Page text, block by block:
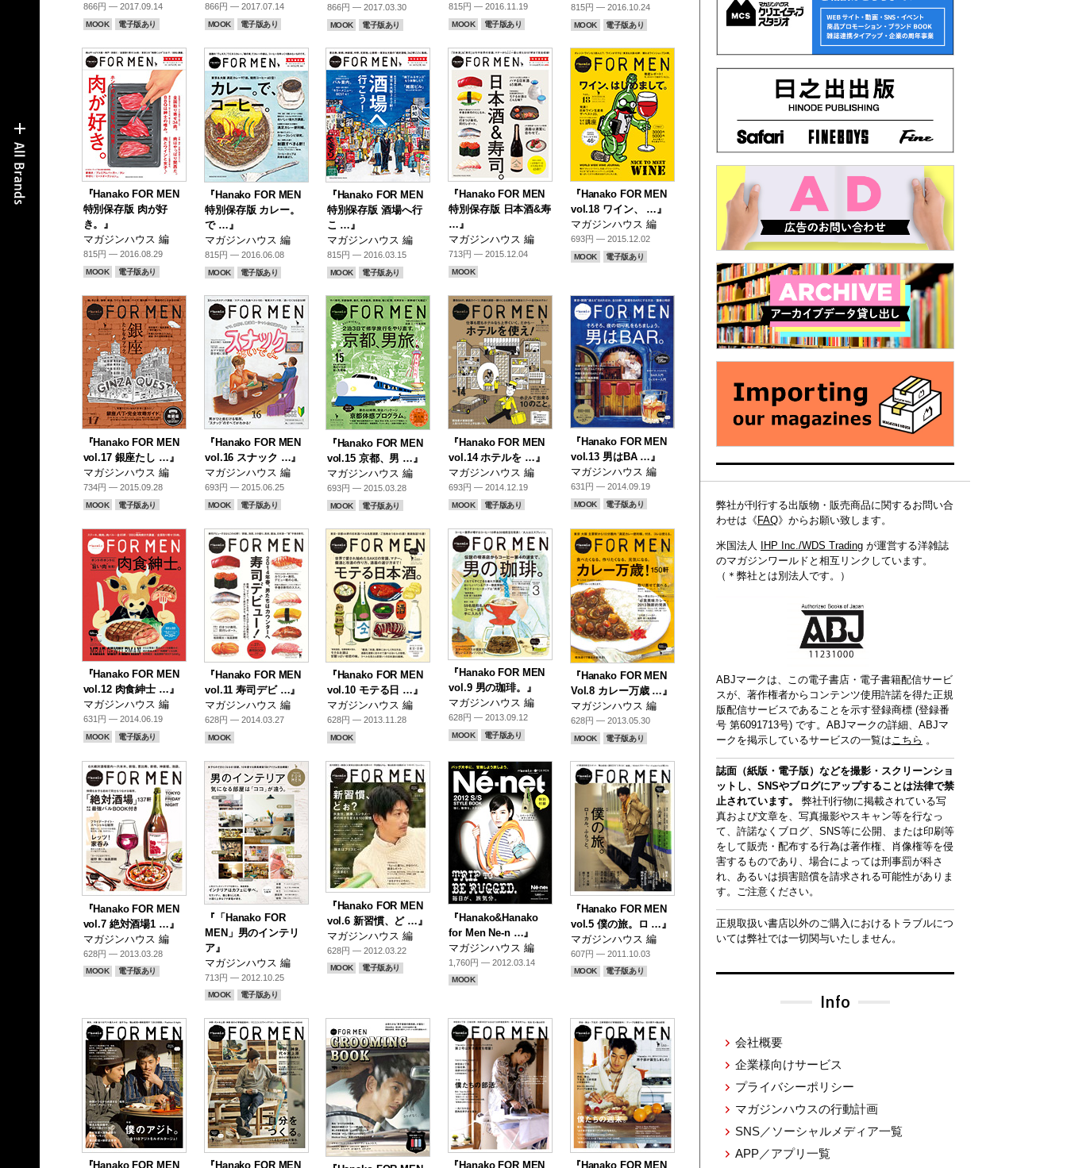
866円 — 2017.09.14
MOOK 電子版あり
866円 — 2017.07.14
MOOK 電子版あり
866円 — 2017.03.30
MOOK 電子版あり
815円 — 2016.11.19
MOOK 電子版あり
815円 — 2016.10.24
MOOK 電子版あり
『Hanako FOR MEN
特別保存版 肉が好
き。』
マガジンハウス 編
815円 — 2016.08.29
MOOK 電子版あり
『Hanako FOR MEN
特別保存版 カレー。
で …』
マガジンハウス 編
815円 — 2016.06.08
MOOK 電子版あり
『Hanako FOR MEN
特別保存版 酒場へ行
こ …』
マガジンハウス 編
815円 — 2016.03.15
MOOK 電子版あり
『Hanako FOR MEN
特別保存版 日本酒&寿
…』
マガジンハウス 編
713円 — 2015.12.04
MOOK
『Hanako FOR MEN
vol.18 ワイン、 …』
マガジンハウス 編
693円 — 2015.12.02
MOOK 電子版あり
『Hanako FOR MEN
vol.17 銀座たし …』
マガジンハウス 編
734円 — 2015.09.28
MOOK 電子版あり
『Hanako FOR MEN
vol.16 スナック …』
マガジンハウス 編
693円 — 2015.06.25
MOOK 電子版あり
『Hanako FOR MEN
vol.15 京都、男 …』
マガジンハウス 編
693円 — 2015.03.28
MOOK 電子版あり
『Hanako FOR MEN
vol.14 ホテルを …』
マガジンハウス 編
693円 — 2014.12.19
MOOK 電子版あり
『Hanako FOR MEN
vol.13 男はBA …』
マガジンハウス 編
631円 — 2014.09.19
MOOK 電子版あり
『Hanako FOR MEN
vol.12 肉食紳士 …』
マガジンハウス 編
631円 — 2014.06.19
MOOK 電子版あり
『Hanako FOR MEN
vol.11 寿司デビ …』
マガジンハウス 編
628円 — 2014.03.27
MOOK
『Hanako FOR MEN
vol.10 モテる日 …』
マガジンハウス 編
628円 — 2013.11.28
MOOK
『Hanako FOR MEN
vol.9 男の珈琲。』
マガジンハウス 編
628円 — 2013.09.12
MOOK 電子版あり
『Hanako FOR MEN
Vol.8 カレー万歳 …』
マガジンハウス 編
628円 — 2013.05.30
MOOK 電子版あり
『Hanako FOR MEN
vol.7 絶対酒場1 …』
マガジンハウス 編
628円 — 2013.03.28
MOOK 電子版あり
『「Hanako FOR
MEN」男のインテリ
ア』
マガジンハウス 編
713円 — 2012.10.25
MOOK 電子版あり
『Hanako FOR MEN
vol.6 新習慣、ど …』
マガジンハウス 編
628円 — 2012.03.22
MOOK 電子版あり
『Hanako&Hanako
for Men Ne-n …』
マガジンハウス 編
1,760円 — 2012.03.14
MOOK
『Hanako FOR MEN
vol.5 僕の旅。ロ …』
マガジンハウス 編
607円 — 2011.10.03
MOOK 電子版あり
『Hanako FOR MEN 『Hanako FOR MEN 『Hanako FOR MEN 『Hanako FOR MEN
弊社が刊行する出版物・販売商品に関するお問い合
わせは《 FAQ》からお願い致します。
米国法人 IHP Inc./WDS Trading が運営する洋雑誌
のマガジンワールドと相互リンクしています。
（＊弊社とは別法人です。）
ABJマークは、この電子書店・電子書籍配信サービ
スが、著作権者からコンテンツ使用許諾を得た正規
版配信サービスであることを示す登録商標 (登録番
号 第6091713号) です。ABJマークの詳細、ABJマ
ークを掲示しているサービスの一覧は こちら 。
誌面（紙版・電子版）などを撮影・スクリーンショ
ットし、SNSやブログにアップすることは法律で禁
止されています。
弊社刊行物に掲載されている写
真および文章を、写真撮影やスキャン等を行なっ
て、許諾なくブログ、SNS等に公開、または印刷等
をして販売・配布する行為は著作権、肖像権等を侵
害するものであり、場合によっては刑事罰が科さ
れ、あるいは損害賠償を請求される可能性がありま
す。ご注意ください。
正規取扱い書店以外のご購入におけるトラブルにつ
いては弊社では一切関与いたしません。
Info
会社概要
企業様向けサービス
プライバシーポリシー
マガジンハウスの行動計画
SNS／ソーシャルメディア一覧
APP／アプリ一覧